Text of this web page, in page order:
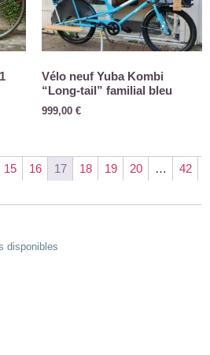
Vélo neuf Yuba Kombi
“Long-tail” familial bleu
999,00 €
15 16 17 18 19 20 …
42
disponibles